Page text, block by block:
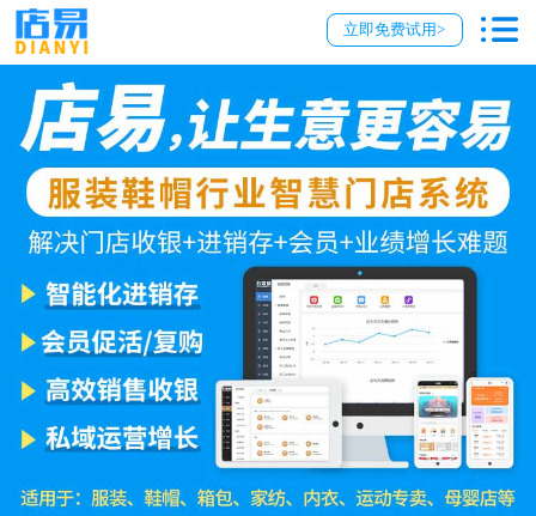
立即免费试用>